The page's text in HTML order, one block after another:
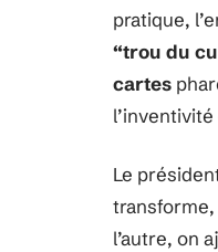
pratique,
“trou du
cartes
Le
transforme,
l’autre, on